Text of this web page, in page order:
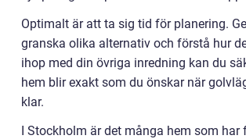
Optimalt är att ta sig tid för planering.
granska olika alternativ och förstå hur
ihop med din övriga inredning kan du
hem blir exakt som du önskar när
klar.
I Stockholm är det många hem som har